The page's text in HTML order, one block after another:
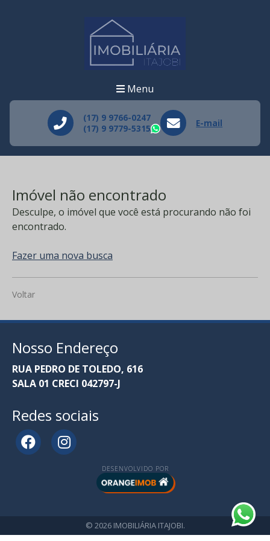
Menu
(17) 9 9766-0247
(17) 9 9779-5315
WhatsApp
E-mail
Imóvel não encontrado
Desculpe, o imóvel que você está procurando não foi
encontrado.
Fazer uma nova busca
Voltar
Nosso Endereço
RUA PEDRO DE TOLEDO, 616
SALA 01 CRECI 042797-J
Redes sociais
DESENVOLVIDO POR
© 2026 IMOBILIÁRIA ITAJOBI.